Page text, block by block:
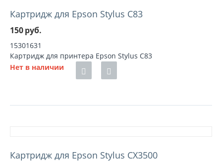
Картридж для Epson Stylus C83
150руб.
15301631
Картридж для принтера Epson Stylus C83
Нет в наличии
Картридж для Epson Stylus CX3500